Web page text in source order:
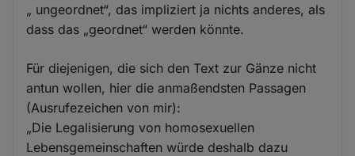
„ ungeordnet“, das impliziert ja nichts anderes, als
dass das „geordnet“ werden könnte.
Für diejenigen, die sich den Text zur Gänze nicht
antun wollen, hier die anmaßendsten Passagen
(Ausrufezeichen von mir):
„Die Legalisierung von homosexuellen
Lebensgemeinschaften würde deshalb dazu